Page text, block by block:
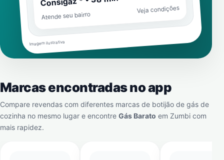
Atende seu bairro
Veja condições
Imagem ilustrativa
Marcas encontradas no app
Compare revendas com diferentes marcas de botijão de gás de
cozinha no mesmo lugar e encontre Gás Barato em Zumbi com
mais rapidez.